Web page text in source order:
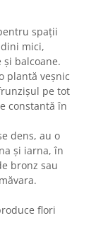
spații
mici,
balcoane.
plantă veșnic
pe tot
constantă în
dens, au o
și iarna, în
bronz sau
flori